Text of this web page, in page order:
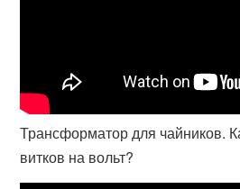
Трансформатор для чайников.
витков на вольт?